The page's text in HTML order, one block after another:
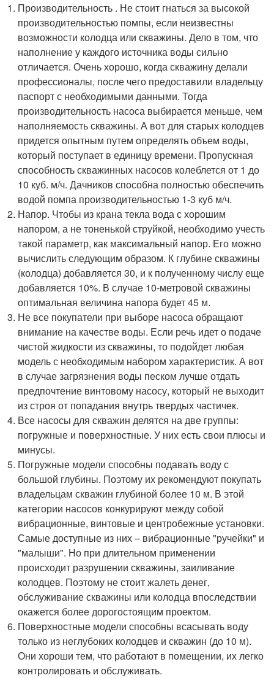
Производительность . Не стоит гнаться за высокой
производительностью помпы, если неизвестны
возможности колодца или скважины. Дело в том, что
наполнение у каждого источника воды сильно
отличается. Очень хорошо, когда скважину делали
профессионалы, после чего предоставили владельцу
паспорт с необходимыми данными. Тогда
производительность насоса выбирается меньше, чем
наполняемость скважины. А вот для старых колодцев
придется опытным путем определять объем воды,
который поступает в единицу времени. Пропускная
способность скважинных насосов колеблется от 1 до
10 куб. м/ч. Дачников способна полностью обеспечить
водой помпа производительностью 1-3 куб м/ч.
Напор. Чтобы из крана текла вода с хорошим
напором, а не тоненькой струйкой, необходимо учесть
такой параметр, как максимальный напор. Его можно
вычислить следующим образом. К глубине скважины
(колодца) добавляется 30, и к полученному числу еще
добавляется 10%. В случае 10-метровой скважины
оптимальная величина напора будет 45 м.
Не все покупатели при выборе насоса обращают
внимание на качестве воды. Если речь идет о подаче
чистой жидкости из скважины, то подойдет любая
модель с необходимым набором характеристик. А вот
в случае загрязнения воды песком лучше отдать
предпочтение винтовому насосу, который не выходит
из строя от попадания внутрь твердых частичек.
Все насосы для скважин делятся на две группы:
погружные и поверхностные. У них есть свои плюсы и
минусы.
Погружные модели способны подавать воду с
большой глубины. Поэтому их рекомендуют покупать
владельцам скважин глубиной более 10 м. В этой
категории насосов конкурируют между собой
вибрационные, винтовые и центробежные установки.
Самые доступные из них – вибрационные "ручейки" и
"малыши". Но при длительном применении
происходит разрушении скважины, заиливание
колодцев. Поэтому не стоит жалеть денег,
обслуживание скважины или колодца впоследствии
окажется более дорогостоящим проектом.
Поверхностные модели способны всасывать воду
только из неглубоких колодцев и скважин (до 10 м).
Они хороши тем, что работают в помещении, их легко
контролировать и обслуживать.